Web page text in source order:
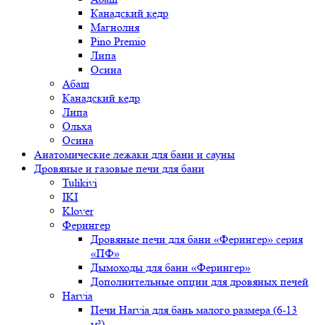
Канадский кедр
Магнолия
Pino Premio
Липа
Осина
Абаш
Канадский кедр
Липа
Ольха
Осина
Анатомические лежаки для бани и сауны
Дровяные и газовые печи для бани
Tulikivi
IKI
Klover
Ферингер
Дровяные печи для бани «Ферингер» серия
«ПФ»
Дымоходы для бани «Ферингер»
Дополнительные опции для дровяных печей
Harvia
Печи Harvia для бань малого размера (6-13